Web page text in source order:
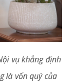
vụ khẳng định
là vốn quý của